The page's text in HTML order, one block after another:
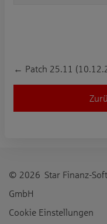
← Patch 25.11
© 2026 Star Finanz-
GmbH
Cookie Einstellungen